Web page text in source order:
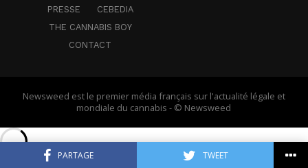
PARTAGE TWEET
PRESSE
CEBEDIA
THE CANNABIS BOY
CONTACT
Newsweed est le premier média français sur l'actualité légale et
mondiale du cannabis - © Newsweed
Français